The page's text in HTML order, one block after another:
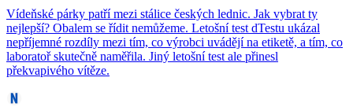
Vídeňské párky patří mezi stálice českých lednic. Jak vybrat ty
nejlepší? Obalem se řídit nemůžeme. Letošní test dTestu ukázal
nepříjemné rozdíly mezi tím, co výrobci uvádějí na etiketě, a tím, co
laboratoř skutečně naměřila. Jiný letošní test ale přinesl
překvapivého vítěze.